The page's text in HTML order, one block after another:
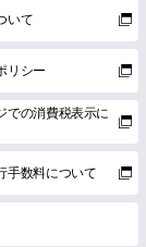
いて
リシー
での消費税表示に
手数料について